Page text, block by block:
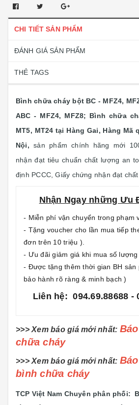
CHI TIẾT SẢN PHẨM
ĐÁNH GIÁ SẢN PHẨM
THẺ TAGS
Bình chữa cháy bột BC - MFZ4,
ABC - MFZ4, MFZ8; Bình chữa
MT5, MT24 tại Hàng Gai, Hàng Mã
Nội,sản phẩm chính hãng mới
nhận đạt tiêu chuẩn chất lượng an
định PCCC, Giấy chứng nhận đạt
Nhận Ngay những Ưu
- Miễn phí vận chuyển trong phạm
- Tặng voucher cho lần mua tiếp
đơn trên 10 triệu ).
- Ưu đãi giảm giá khi mua số lượng
- Được tặng thêm thời gian BH sản
bảo hành rõ ràng & minh bạch )
Liên hệ: 094.69.88688 -
>>> Xem báo giá mới nhất:
chữa cháy
>>> Xem báo giá mới nhất:
bình chữa cháy
TCP Việt Nam Chuyên phân phối: